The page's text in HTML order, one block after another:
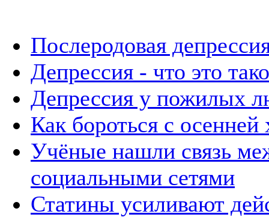
Послеродовая
Депрессия - что это
Депрессия у пожилых
Как бороться с осенней
Учёные нашли связь
социальными сетями
Статины усиливают